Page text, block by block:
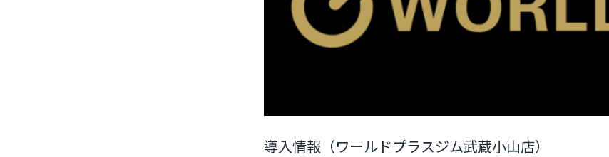
導入情報（ワールドプラスジム武蔵小山店）
導入情報（ワールドプラスジム武蔵小山店）